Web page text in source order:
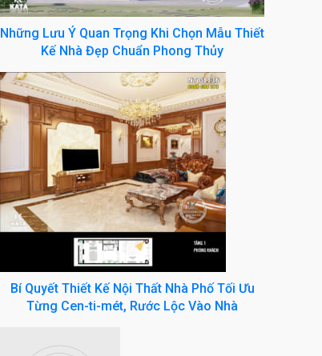
Những Lưu Ý Quan Trọng Khi Chọn Mẫu Thiết
Kế Nhà Đẹp Chuẩn Phong Thủy
Bí Quyết Thiết Kế Nội Thất Nhà Phố Tối Ưu
Từng Cen-ti-mét, Rước Lộc Vào Nhà